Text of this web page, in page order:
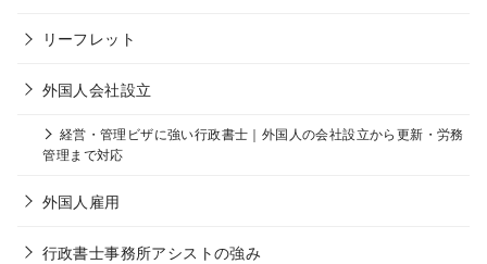
リーフレット
外国人会社設立
経営・管理ビザに強い行政書士｜外国人の会社設立から更新・労務
管理まで対応
外国人雇用
行政書士事務所アシストの強み